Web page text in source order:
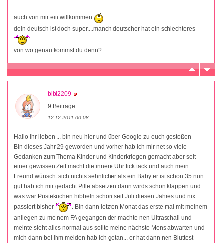
auch von mir ein willkommen
dein deutsch ist doch super....manch deutscher hat ein schlechteres
von wo genau kommst du denn?
bibi2209
9 Beiträge
12.12.2011 00:08
Hallo ihr lieben.... bin neu hier und über Google zu euch gestoßen
Bin dieses Jahr 29 geworden und vorher hab ich mir net so viele
Gedanken zum Thema Kinder und Kinderkriegen gemacht aber seit
einer gewissen Zeit macht die innere Uhr tick tack und auch mein
Freund wünscht sich nichts sehnlicher als ein Baby er ist schon 35 nun
gut hab ich mir gedacht Pille absetzen dann wirds schon klappen und
was war Pustekuchen hibbeln schon seit Juli diesen Jahres und nix
passiert bisher
. Bin dann letzten Monat das erste mal mit meinem
anliegen zu meinem FA gegangen der machte nen Ultraschall und
meinte sieht alles normal aus sollte meine nächste Mens abwarten und
mich dann bei ihm melden hab ich getan... er hat dann nen Bluttest